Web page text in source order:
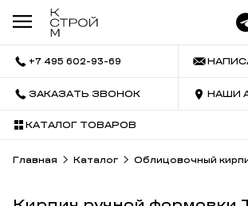
+7 495 602-93-69
ЗАКАЗАТЬ ЗВОНОК НАШИ
КАТАЛОГ ТОВАРОВ
Главная Каталог Облицовочный